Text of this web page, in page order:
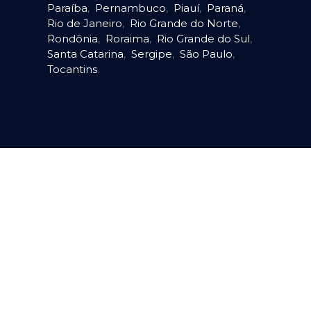
Paraíba, Pernambuco, Piauí, Paraná,
Rio de Janeiro, Rio Grande do Norte,
Rondônia, Roraima, Rio Grande do Sul,
Santa Catarina, Sergipe, São Paulo,
Tocantins.